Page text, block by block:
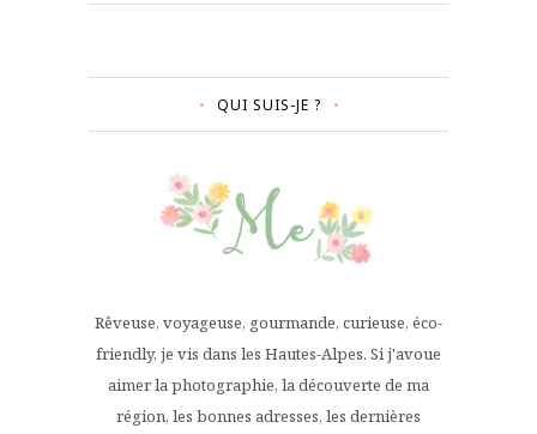
QUI SUIS-JE ?
Rêveuse, voyageuse, gourmande, curieuse, éco-
friendly, je vis dans les Hautes-Alpes. Si j'avoue
aimer la photographie, la découverte de ma
région, les bonnes adresses, les dernières